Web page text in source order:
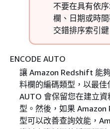
不要在具有依
欄、日期或時
交錯排序索引鍵
ENCODE AUTO
讓 Amazon Redshift 能
料欄的編碼類型，以最佳
AUTO 會保留您在建立
型。然後，如果
型可以改善查詢效能，